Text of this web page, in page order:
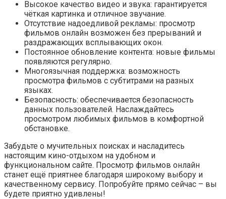
Высокое качество видео и звука: гарантируется
чёткая картинка и отличное звучание.
Отсутствие надоедливой рекламы: просмотр
фильмов онлайн возможен без прерываний и
раздражающих всплывающих окон.
Постоянное обновление контента: новые фильмы
появляются регулярно.
Многоязычная поддержка: возможность
просмотра фильмов с субтитрами на разных
языках.
Безопасность: обеспечивается безопасность
данных пользователей. Наслаждайтесь
просмотром любимых фильмов в комфортной
обстановке.
Забудьте о мучительных поисках и насладитесь
настоящим кино-отдыхом на удобном и
функциональном сайте. Просмотр фильмов онлайн
станет ещё приятнее благодаря широкому выбору и
качественному сервису. Попробуйте прямо сейчас – вы
будете приятно удивлены!